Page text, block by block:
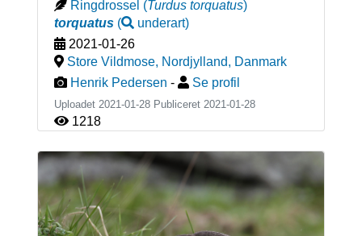
Ringdrossel (Turdus torquatus)
torquatus( underart)
2021-01-26
Store Vildmose, Nordjylland, Danmark
Henrik Pedersen - Se profil
Uploadet 2021-01-28 Publiceret 2021-01-28
1218